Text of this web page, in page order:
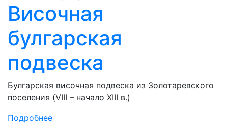
Височная
булгарская
подвеска
Булгарская височная подвеска из Золотаревского
поселения (VIII – начало XIII в.)
Подробнее